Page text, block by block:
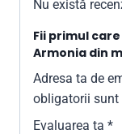
Nu există
Fii primul
Armonia din
Adresa ta de
obligatorii sunt
Evaluarea ta *